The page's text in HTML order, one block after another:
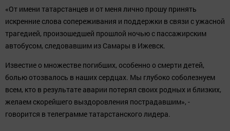
«От имени татарстанцев и от меня лично прошу принять
искренние слова сопереживания и поддержки в связи с ужасной
трагедией, произошедшей прошлой ночью с пассажирским
автобусом, следовавшим из Самары в Ижевск.
Известие о множестве погибших, особенно о смерти детей,
болью отозвалось в наших сердцах. Мы глубоко соболезнуем
всем, кто в результате аварии потерял своих родных и близких,
желаем скорейшего выздоровления пострадавшим», -
говорится в телеграмме татарстанского лидера.